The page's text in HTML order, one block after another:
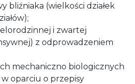
bliźniaka (wielkości działek
i zwartej
z odprowadzeniem
mechaniczno biologicznych
oparciu o przepisy